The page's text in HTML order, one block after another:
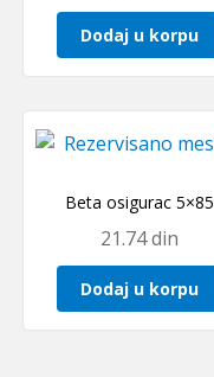
Dodaj u korpu
Beta osigurac 5×85
21.74din
Dodaj u korpu